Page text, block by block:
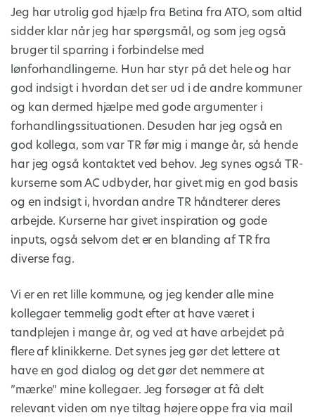
Jeg har utrolig god hjælp fra Betina fra ATO, som altid
sidder klar når jeg har spørgsmål, og som jeg også
bruger til sparring i forbindelse med
lønforhandlingerne. Hun har styr på det hele og har
god indsigt i hvordan det ser ud i de andre kommuner
og kan dermed hjælpe med gode argumenter i
forhandlingssituationen. Desuden har jeg også en
god kollega, som var TR før mig i mange år, så hende
har jeg også kontaktet ved behov. Jeg synes også TR-
kurserne som AC udbyder, har givet mig en god basis
og en indsigt i, hvordan andre TR håndterer deres
arbejde. Kurserne har givet inspiration og gode
inputs, også selvom det er en blanding af TR fra
diverse fag.
Vi er en ret lille kommune, og jeg kender alle mine
kollegaer temmelig godt efter at have været i
tandplejen i mange år, og ved at have arbejdet på
flere af klinikkerne. Det synes jeg gør det lettere at
have en god dialog og det gør det nemmere at
”mærke” mine kollegaer. Jeg forsøger at få delt
relevant viden om nye tiltag højere oppe fra via mail